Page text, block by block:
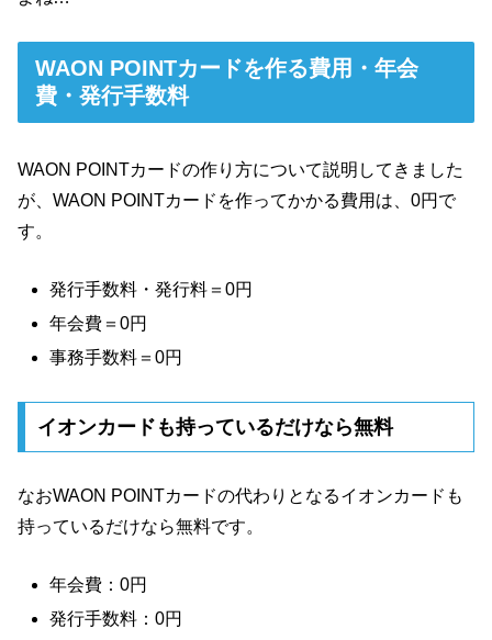
WAON POINTカードを作る費用・年会
費・発行手数料
WAON POINTカードの作り方について説明してきました
が、WAON POINTカードを作ってかかる費用は、0円で
す。
発行手数料・発行料＝0円
年会費＝0円
事務手数料＝0円
イオンカードも持っているだけなら無料
なおWAON POINTカードの代わりとなるイオンカードも
持っているだけなら無料です。
年会費：0円
発行手数料：0円